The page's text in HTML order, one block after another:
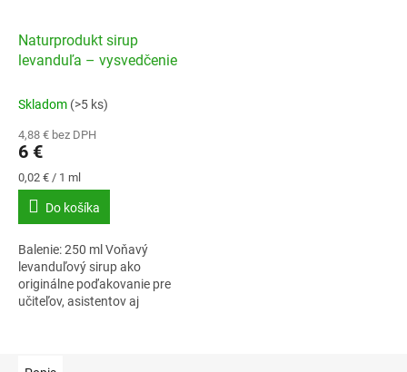
Naturprodukt sirup
levanduľa – vysvedčenie
Skladom (>5 ks)
4,88 € bez DPH
6 €
Jednotková
cena:
0,02 € / 1 ml
Do košíka
Balenie: 250 ml Voňavý
levanduľový sirup ako
originálne poďakovanie pre
učiteľov, asistentov aj